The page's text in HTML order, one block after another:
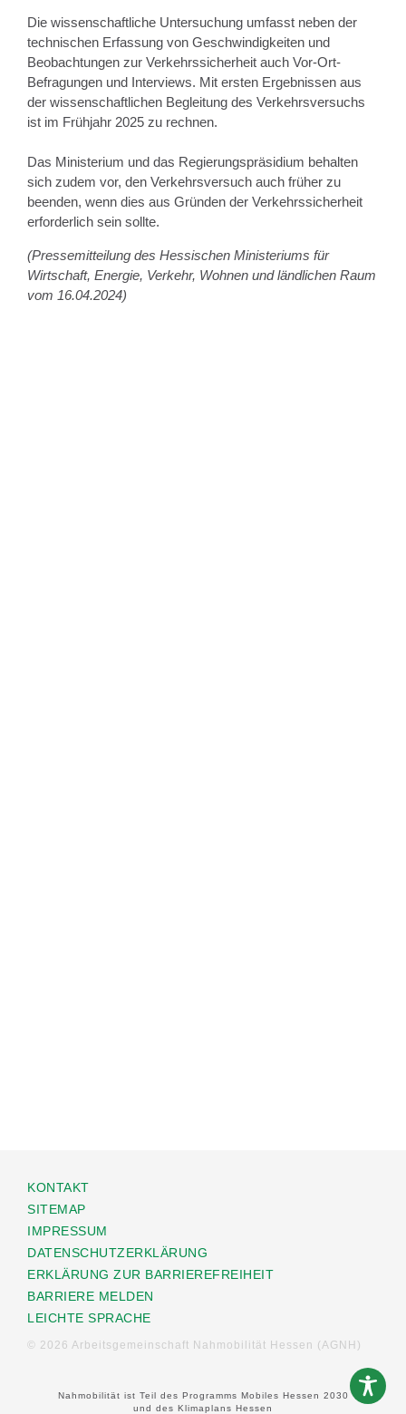
Die wissenschaftliche Untersuchung umfasst neben der
technischen Erfassung von Geschwindigkeiten und
Beobachtungen zur Verkehrssicherheit auch Vor-Ort-
Befragungen und Interviews. Mit ersten Ergebnissen aus
der wissenschaftlichen Begleitung des Verkehrsversuchs
ist im Frühjahr 2025 zu rechnen.
Das Ministerium und das Regierungspräsidium behalten
sich zudem vor, den Verkehrsversuch auch früher zu
beenden, wenn dies aus Gründen der Verkehrssicherheit
erforderlich sein sollte.
(Pressemitteilung des Hessischen Ministeriums für
Wirtschaft, Energie, Verkehr, Wohnen und ländlichen Raum
vom 16.04.2024)
KONTAKT
SITEMAP
IMPRESSUM
DATENSCHUTZERKLÄRUNG
ERKLÄRUNG ZUR BARRIEREFREIHEIT
BARRIERE MELDEN
LEICHTE SPRACHE
© 2026 Arbeitsgemeinschaft Nahmobilität Hessen (AGNH)
Nahmobilität ist Teil des Programms Mobiles Hessen 2030
und des Klimaplans Hessen